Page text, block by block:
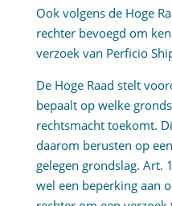
Ook volgens de Hoge
rechter bevoegd om
verzoek van Perficio
De Hoge Raad stelt
bepaalt op welke
rechtsmacht toekomt.
daarom berusten op
gelegen grondslag. Art.
wel een beperking aan